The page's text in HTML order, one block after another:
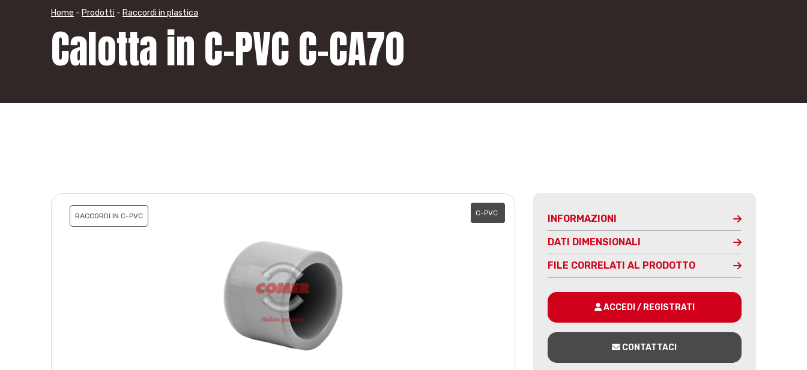
Home - Prodotti - Raccordi in plastica
Calotta in C-PVC C-CA70
RACCORDI IN C-PVC C-PVC INFORMAZIONI
DATI DIMENSIONALI
FILE CORRELATI AL PRODOTTO
ACCEDI / REGISTRATI
CONTATTACI